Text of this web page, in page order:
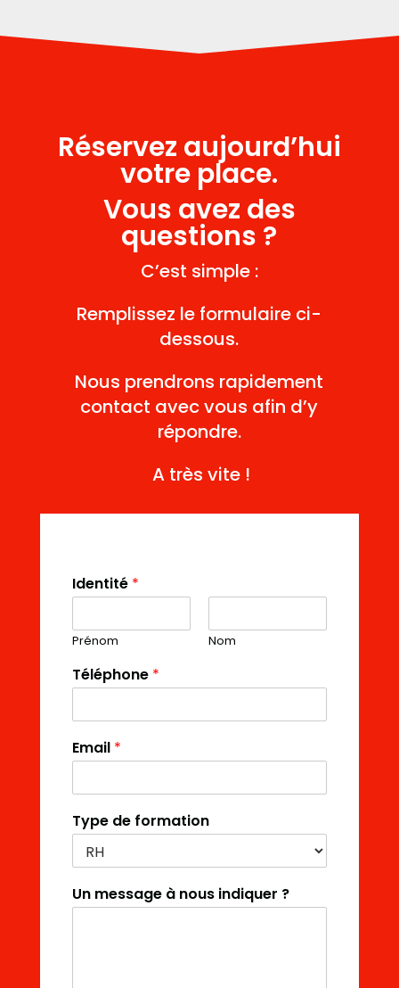
Réservez aujourd’hui
votre place.
Vous avez des
questions ?
C’est simple :
Remplissez le formulaire ci-
dessous.
Nous prendrons rapidement
contact avec vous afin d’y
répondre.
A très vite !
Identité *
Prénom Nom
Téléphone *
Email *
Type de formation
Un message à nous indiquer ?